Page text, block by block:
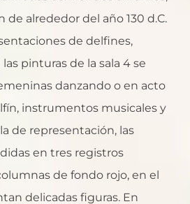
de alrededor del año 130 d.C.
de delfines,
pinturas de la sala 4 se
danzando o en acto
instrumentos musicales y
de representación, las
en tres registros
de fondo rojo, en el
delicadas figuras. En